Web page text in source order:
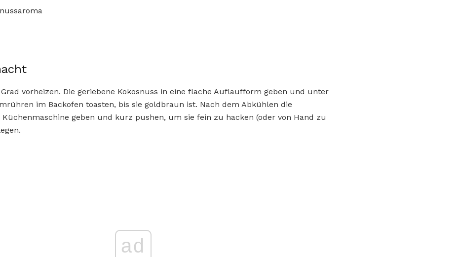
vorheizen. Die geriebene Kokosnuss in eine flache Auflaufform geben und unter
im Backofen toasten, bis sie goldbraun ist. Nach dem Abkühlen die
Küchenmaschine geben und kurz pushen, um sie fein zu hacken (oder von Hand zu
ad